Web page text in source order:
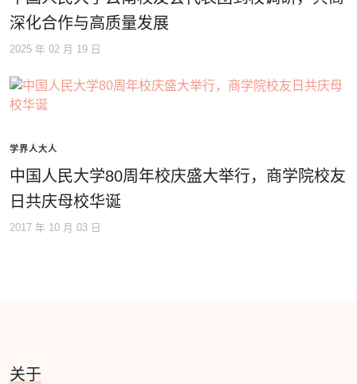
深化合作与高质量发展
2025 年 02 月 19 日
学界人大人
中国人民大学80周年校庆盛大举行，商学院校友
日共庆母校华诞
2017 年 10 月 03 日
关于